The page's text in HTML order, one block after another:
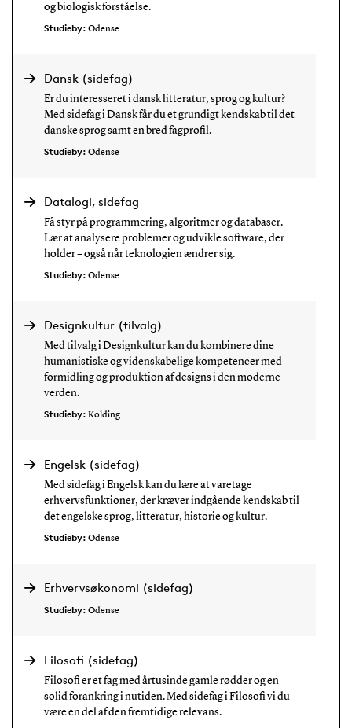
og biologisk forståelse.
Studieby: Odense
Dansk (sidefag)
Er du interesseret i dansk litteratur, sprog og kultur?
Med sidefag i Dansk får du et grundigt kendskab til det
danske sprog samt en bred fagprofil.
Studieby: Odense
Datalogi, sidefag
Få styr på programmering, algoritmer og databaser.
Lær at analysere problemer og udvikle software, der
holder – også når teknologien ændrer sig.
Studieby: Odense
Designkultur (tilvalg)
Med tilvalg i Designkultur kan du kombinere dine
humanistiske og videnskabelige kompetencer med
formidling og produktion af designs i den moderne
verden.
Studieby: Kolding
Engelsk (sidefag)
Med sidefag i Engelsk kan du lære at varetage
erhvervsfunktioner, der kræver indgående kendskab til
det engelske sprog, litteratur, historie og kultur.
Studieby: Odense
Erhvervsøkonomi (sidefag)
Studieby: Odense
Filosofi (sidefag)
Filosofi er et fag med årtusinde gamle rødder og en
solid forankring i nutiden. Med sidefag i Filosofi vi du
være en del af den fremtidige relevans.